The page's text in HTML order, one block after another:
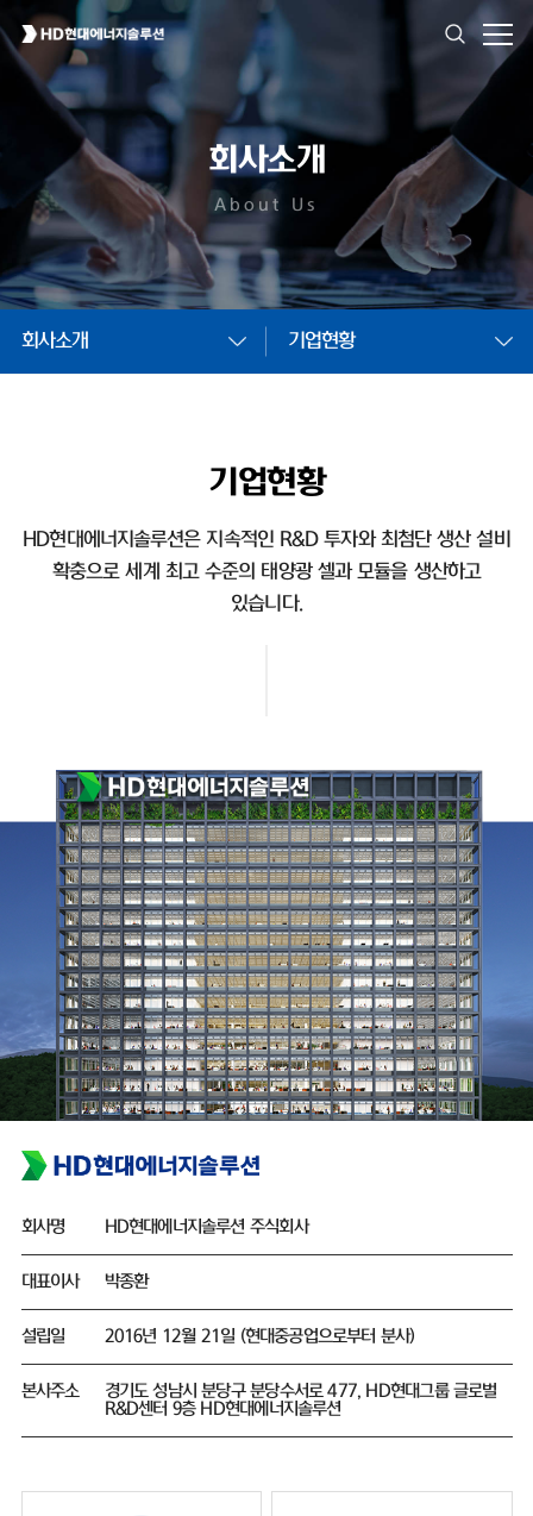
회사소개
About Us
회사소개 기업현황
기업현황
HD현대에너지솔루션은 지속적인 R&D 투자와 최첨단 생산 설비
확충으로 세계 최고 수준의 태양광 셀과 모듈을 생산하고
있습니다.
회사명 HD현대에너지솔루션 주식회사
대표이사 박종환
설립일 2016년 12월 21일 (현대중공업으로부터 분사)
본사주소
경기도 성남시 분당구 분당수서로 477, HD현대그룹 글로벌
R&D센터 9층 HD현대에너지솔루션